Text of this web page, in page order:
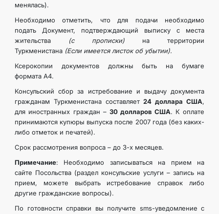
менялась).
Необходимо отметить, что для подачи необходимо
подать Документ, подтверждающий выписку с места
жительства
(с прописки) на территории
Туркменистана (Если имеется листок об убытии).
Ксерокопии документов должны быть на бумаге
формата А4.
Консульский сбор за истребование и выдачу документа
гражданам Туркменистана составляет24 доллара США,
для иностранных граждан – 30 долларов США. К оплате
принимаются купюры выпуска после 2007 года (без каких-
либо отметок и печатей).
Срок рассмотрения вопроса – до 3-х месяцев.
Примечание: Необходимо записываться на прием на
сайте Посольства (раздел консульские услуги – запись на
прием, можете выбрать истребование справок либо
другие гражданские вопросы).
По готовности справки вы получите sms-уведомление с